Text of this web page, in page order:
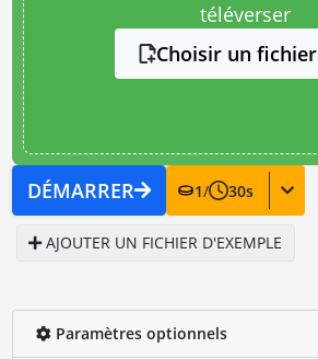
téléverser
Choisir un fichier
DÉMARRER 1/ 30s
AJOUTER UN FICHIER D'EXEMPLE
Paramètres optionnels